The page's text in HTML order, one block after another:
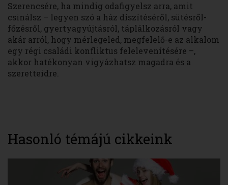
Szerencsére, ha mindig odafigyelsz arra, amit
csinálsz – legyen szó a ház díszítéséről, sütésről-
főzésről, gyertyagyújtásról, táplálkozásról vagy
akár arról, hogy mérlegeled, megfelelő-e az alkalom
egy régi családi konfliktus felelevenítésére –,
akkor hatékonyan vigyázhatsz magadra és a
szeretteidre.
Hasonló témájú cikkeink